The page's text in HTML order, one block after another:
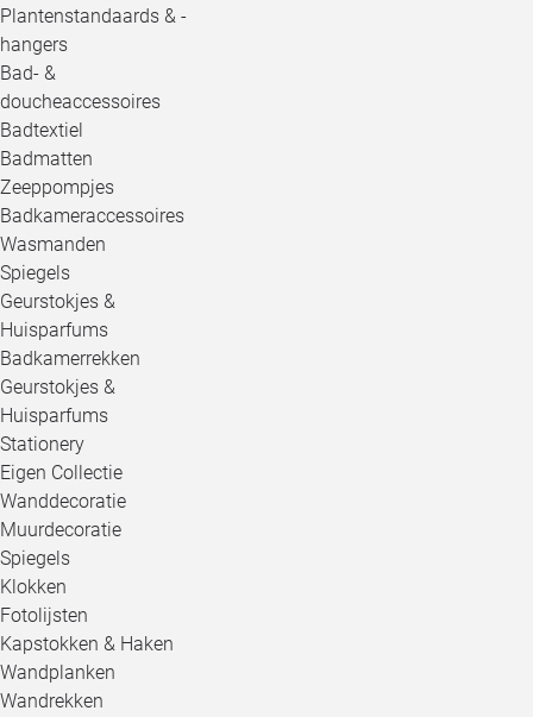
Plantenstandaards & -
hangers
Bad- &
doucheaccessoires
Badtextiel
Badmatten
Zeeppompjes
Badkameraccessoires
Wasmanden
Spiegels
Geurstokjes &
Huisparfums
Badkamerrekken
Geurstokjes &
Huisparfums
Stationery
Eigen Collectie
Wanddecoratie
Muurdecoratie
Spiegels
Klokken
Fotolijsten
Kapstokken & Haken
Wandplanken
Wandrekken